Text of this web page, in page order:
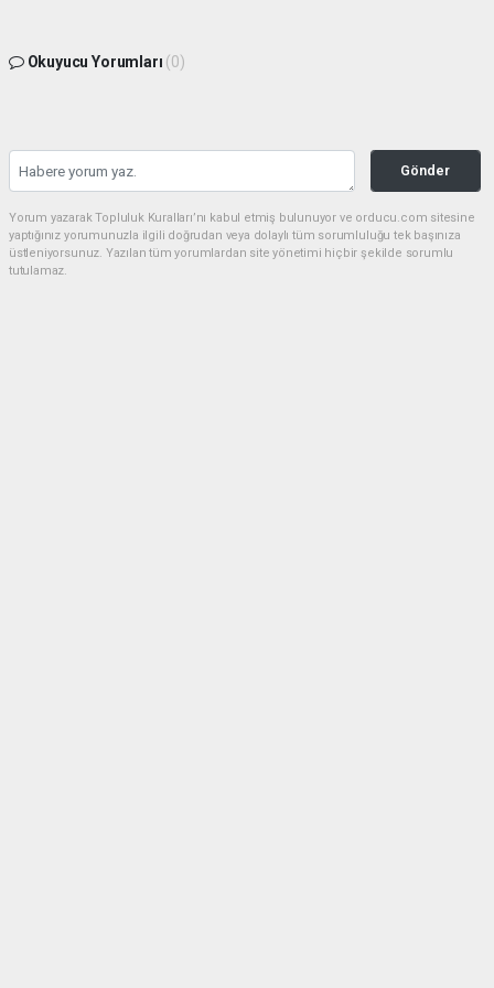
Okuyucu Yorumları (0)
Gönder
Yorum yazarak Topluluk Kuralları’nı kabul etmiş bulunuyor ve orducu.com sitesine
yaptığınız yorumunuzla ilgili doğrudan veya dolaylı tüm sorumluluğu tek başınıza
üstleniyorsunuz. Yazılan tüm yorumlardan site yönetimi hiçbir şekilde sorumlu
tutulamaz.